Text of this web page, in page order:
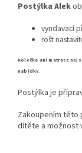
Postýlka Alek
vyndavací
rošt
Kolečka ani matrace
nabídky.
Postýlka je
Zakoupením této
dítěte a možnost